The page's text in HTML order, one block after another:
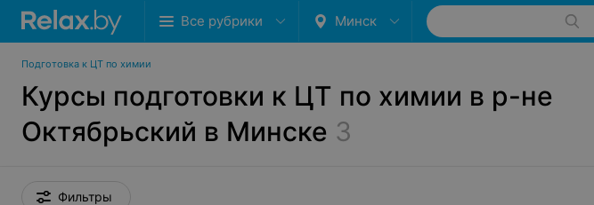
Все рубрики Минск
Подготовка к ЦТ по химии
Курсы подготовки к ЦТ по химии в р-не
Октябрьский в Минске 3
Фильтры